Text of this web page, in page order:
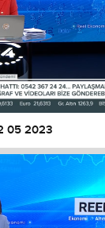
05 2023